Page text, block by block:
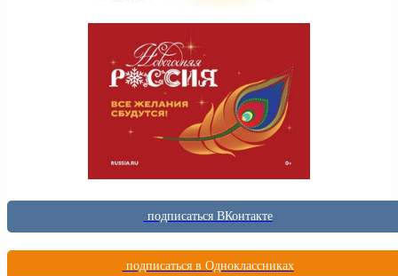
подписаться ВКонтакте
подписаться в Одноклассниках